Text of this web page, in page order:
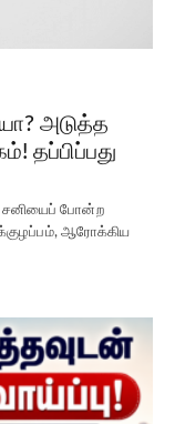
அடுத்த
தப்பிப்பது
சனியைப் போன்ற
ஆரோக்கிய